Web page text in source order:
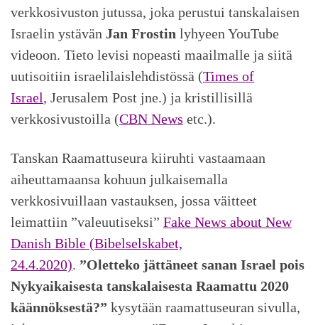
verkkosivuston jutussa, joka perustui tanskalaisen
Israelin ystävän Jan Frostin lyhyeen YouTube
videoon. Tieto levisi nopeasti maailmalle ja siitä
uutisoitiin israelilaislehdistössä (Times of
Israel, Jerusalem Post jne.) ja kristillisillä
verkkosivustoilla (CBN News etc.).
Tanskan Raamattuseura kiiruhti vastaamaan
aiheuttamaansa kohuun julkaisemalla
verkkosivuillaan vastauksen, jossa väitteet
leimattiin ”valeuutiseksi” Fake News about New
Danish Bible (Bibelselskabet,
24.4.2020). ”Oletteko jättäneet sanan Israel pois
Nykyaikaisesta tanskalaisesta Raamattu 2020
käännöksestä?” kysytään raamattuseuran sivulla,